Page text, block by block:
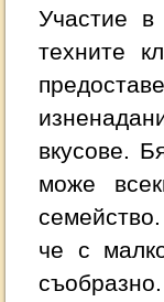
Участие
техните
вкусове.
може
че с